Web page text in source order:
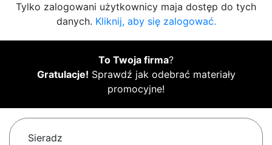
Tylko zalogowani użytkownicy maja dostęp do tych
danych. Kliknij, aby się zalogować.
To Twoja firma?
Gratulacje! Sprawdź jak odebrać materiały
promocyjne!
Sieradz